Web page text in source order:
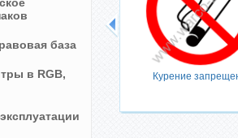
Курение
база
в RGB,